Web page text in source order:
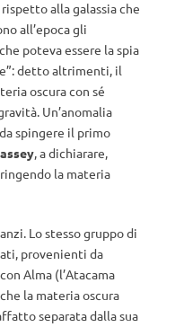
alla galassia che
all’epoca gli
poteva essere la spia
detto altrimenti, il
oscura con sé
Un’anomalia
spingere il primo
, a dichiarare,
la materia
Lo stesso gruppo di
provenienti da
Alma (l’Atacama
la materia oscura
separata dalla sua